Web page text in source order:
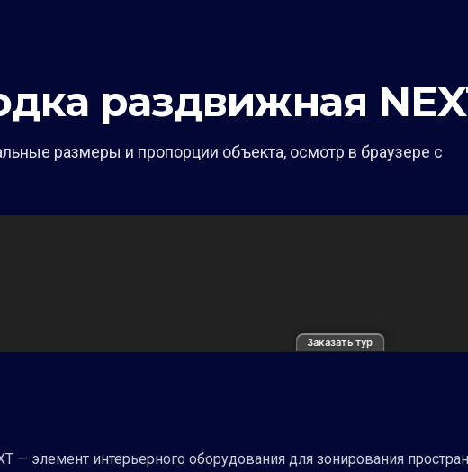
раздвижная
размеры и пропорции объекта, осмотр в браузере с
Заказать тур
— элемент интерьерного оборудования для зонирования